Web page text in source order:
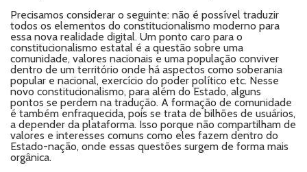
Precisamos considerar o seguinte: não é possível traduzir
todos os elementos do constitucionalismo moderno para
essa nova realidade digital. Um ponto caro para o
constitucionalismo estatal é a questão sobre uma
comunidade, valores nacionais e uma população conviver
dentro de um território onde há aspectos como soberania
popular e nacional, exercício do poder político etc. Nesse
novo constitucionalismo, para além do Estado, alguns
pontos se perdem na tradução. A formação de comunidade
é também enfraquecida, pois se trata de bilhões de usuários,
a depender da plataforma. Isso porque não compartilham de
valores e interesses comuns como eles fazem dentro do
Estado-nação, onde essas questões surgem de forma mais
orgânica.